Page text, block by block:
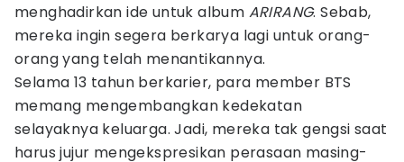
menghadirkan ide untuk album ARIRANG. Sebab,
mereka ingin segera berkarya lagi untuk orang-
orang yang telah menantikannya.
Selama 13 tahun berkarier, para member BTS
memang mengembangkan kedekatan
selayaknya keluarga. Jadi, mereka tak gengsi saat
harus jujur mengekspresikan perasaan masing-